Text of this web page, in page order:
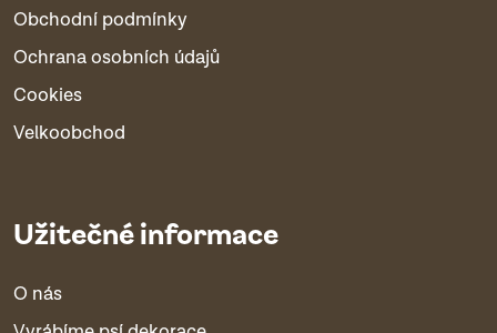
Obchodní podmínky
Ochrana osobních údajů
Cookies
Velkoobchod
Užitečné informace
O nás